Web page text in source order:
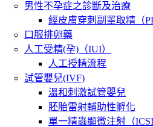
男性不孕症之診斷及治療
經皮膚穿刺副睪取精（
口服排卵藥
人工受精(孕)（IUI）
人工授精流程
試管嬰兒(IVF)
溫和刺激試管嬰兒
胚胎雷射輔助性孵化
單一精蟲顯微注射（ICSI